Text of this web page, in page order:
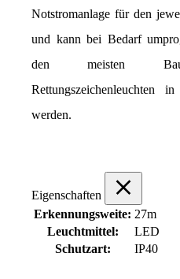
Notstromanlage für den
und kann bei Bedarf
den meisten
Rettungszeichenleuchten
werden.
Eigenschaften
Erkennungsweite: 27m
Leuchtmittel:
LED
Schutzart:
IP40